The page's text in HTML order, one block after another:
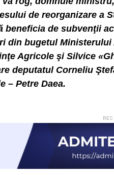
de reorganizare a
beneficia de subvenţii
din bugetul
Agricole şi Silvice
deputatul Corneliu
– Petre Daea.